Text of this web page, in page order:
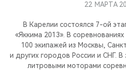
КРОССОВЕРЫ
СЕДАНЫ
КРЕДИТ И СТРАХОВАНИЕ
ЗАПЧАСТИ И АКСЕССУАРЫ
ПОДДЕРЖКА
О БРЕНДЕ
CHERY В СОЦСЕТЯХ
КРЕДИТ
МЫ В СОЦСЕТЯХ
22 МАРТА
В Карелии состоялся 7-ой
«Яккима 2013». В
100 экипажей из Москвы,
и других городов России и СНГ.
литровыми моторами